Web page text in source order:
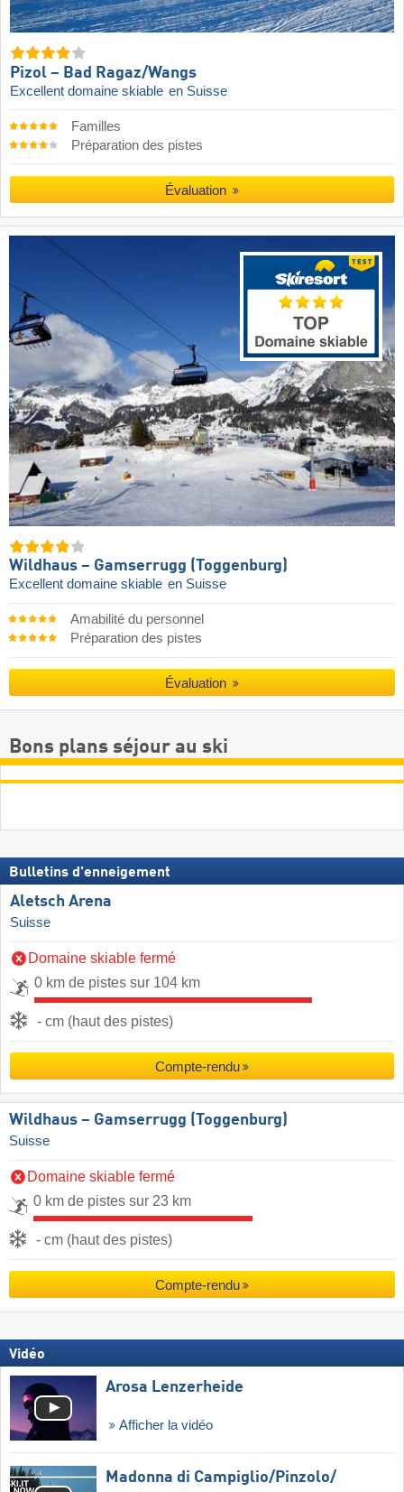
Pizol – Bad Ragaz/​Wangs
Excellent domaine skiable en Suisse
Familles
Préparation des pistes
Évaluation
Wildhaus – Gamserrugg (Toggenburg)
Excellent domaine skiable en Suisse
Amabilité du personnel
Préparation des pistes
Évaluation
Bons plans séjour au ski
Bulletins d'enneigement
Aletsch Arena
Suisse
Domaine skiable fermé
0 km de pistes sur 104 km
- cm (haut des pistes)
Compte-rendu
Wildhaus – Gamserrugg (Toggenburg)
Suisse
Domaine skiable fermé
0 km de pistes sur 23 km
- cm (haut des pistes)
Compte-rendu
Vidéo
Arosa Lenzerheide
Afficher la vidéo
Madonna di Campiglio/​Pinzolo/​